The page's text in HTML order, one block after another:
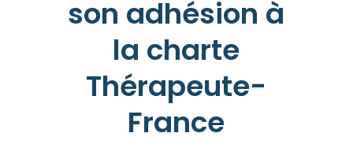
son adhésion à
la charte
Thérapeute-
France